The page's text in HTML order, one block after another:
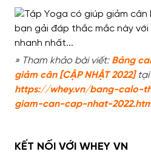
» Tham khảo bài viết: Bảng
giảm cân [CẬP NHẬT 2022]tại
https://whey.vn/bang-calo-
giam-can-cap-nhat-
KẾT NỐI VỚI WHEY VN